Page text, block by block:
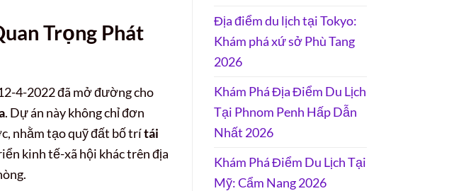
Trọng Phát
4-2022 đã mở đường cho
. Dự án này không chỉ đơn
nhằm tạo quỹ đất bố trítái
kinh tế-xã hội khác trên địa
Địa điểm du lịch tại Tokyo:
Khám phá xứ sở Phù Tang
2026
Khám Phá Địa Điểm Du Lịch
Tại Phnom Penh Hấp Dẫn
Nhất 2026
Khám Phá Điểm Du Lịch Tại
Mỹ: Cẩm Nang 2026